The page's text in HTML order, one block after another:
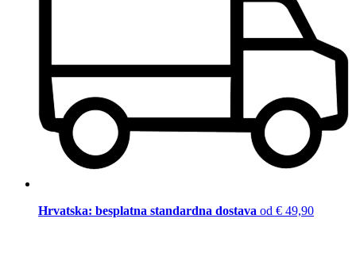
Hrvatska: besplatna standardna dostava od € 49,90